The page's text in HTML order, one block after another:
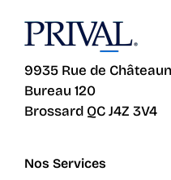
9935 Rue de
Bureau 120
Brossard QC J4Z 3V4
Nos Services